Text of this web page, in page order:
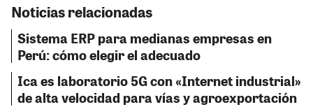
Noticias relacionadas
Sistema ERP para medianas empresas en
Perú: cómo elegir el adecuado
Ica es laboratorio 5G con «Internet industrial»
de alta velocidad para vías y agroexportación